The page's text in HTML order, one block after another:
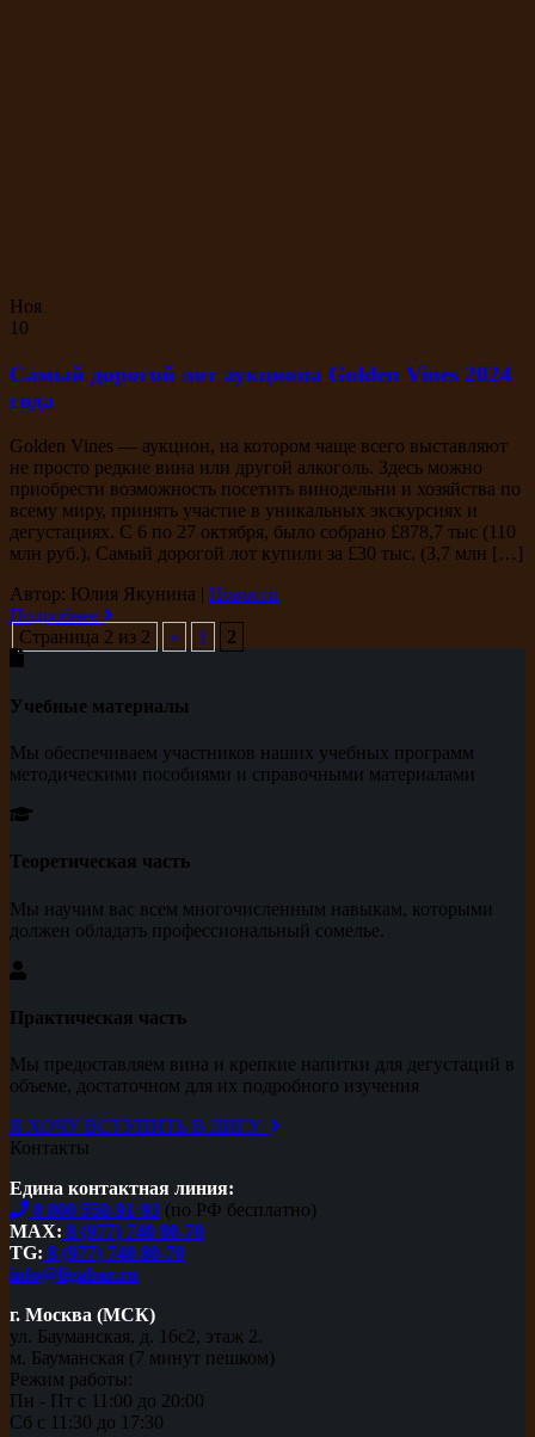
Ноя
10
Самый дорогой лот аукциона Golden Vines 2024
года
Golden Vines — аукцион, на котором чаще всего выставляют
не просто редкие вина или другой алкоголь. Здесь можно
приобрести возможность посетить винодельни и хозяйства по
всему миру, принять участие в уникальных экскурсиях и
дегустациях. С 6 по 27 октября, было собрано £878,7 тыс (110
млн руб.). Самый дорогой лот купили за £30 тыс. (3,7 млн […]
Автор: Юлия Якунина | Новости
Подробнее
Страница 2 из 2
« 1 2
Учебные материалы
Мы обеспечиваем участников наших учебных программ
методическими пособиями и справочными материалами
Теоретическая часть
Мы научим вас всем многочисленным навыкам, которыми
должен обладать профессиональный сомелье.
Практическая часть
Мы предоставляем вина и крепкие напитки для дегустаций в
объеме, достаточном для их подробного изучения
Я ХОЧУ ВСТУПИТЬ В ЛИГУ
Контакты
Едина контактная линия:
8 800 550-91-93 (по РФ бесплатно)
MAX: 8 (977) 740 80-70
TG: 8 (977) 740 80-70
info@ligabar.ru
г. Москва (МСК)
ул. Бауманская, д. 16с2, этаж 2.
м. Бауманская (7 минут пешком)
Режим работы:
Пн - Пт с 11:00 до 20:00
Сб с 11:30 до 17:30